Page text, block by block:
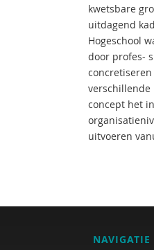
kwetsbare
uitdagend
Hogeschool
door profes-
verschillende
concept het
uitvoeren
NAVIGATIE